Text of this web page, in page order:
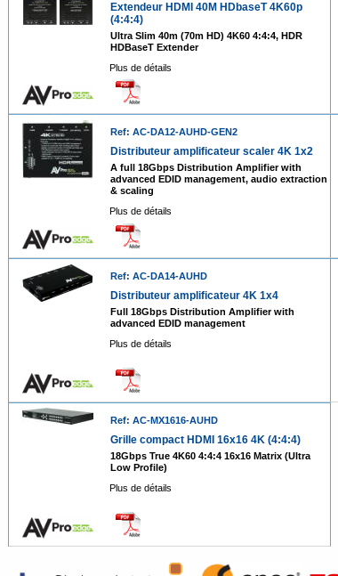
Extendeur HDMI 40M HDbaseT 4K60p
(4:4:4)
Ultra Slim 40m (70m HD) 4K60 4:4:4, HDR
HDBaseT Extender
Plus de détails
Ref: AC-DA12-AUHD-GEN2
Distributeur amplificateur scaler 4K 1x2
A full 18Gbps Distribution Amplifier with
advanced EDID management, audio extraction
& scaling
Plus de détails
Ref: AC-DA14-AUHD
Distributeur amplificateur 4K 1x4
Full 18Gbps Distribution Amplifier with
advanced EDID management
Plus de détails
Ref: AC-MX1616-AUHD
Grille compact HDMI 16x16 4K (4:4:4)
18Gbps True 4K60 4:4:4 16x16 Matrix (Ultra
Low Profile)
Plus de détails